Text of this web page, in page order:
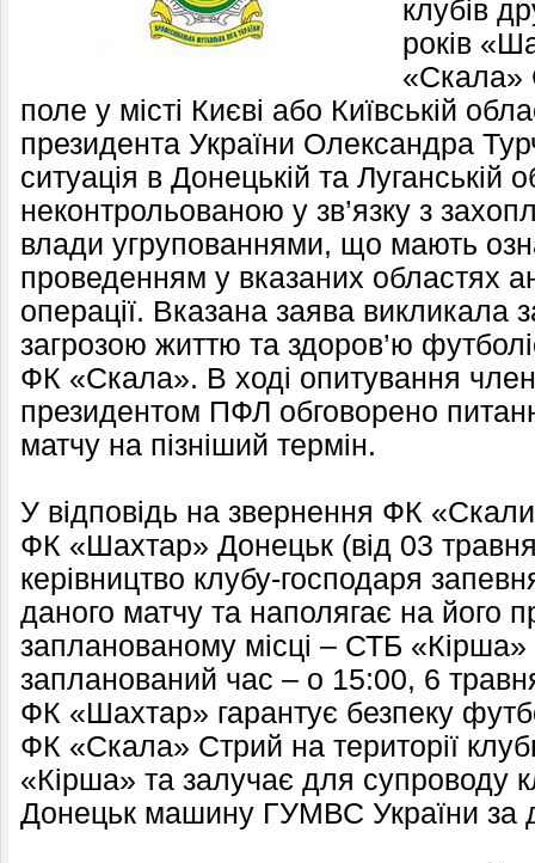
клубів
років
«Скала»
поле у місті Києві або Київській
президента України Олександра
ситуація в Донецькій та Луганській
неконтрольованою у зв’язку з
влади угрупованнями, що мають
проведенням у вказаних областях
операції. Вказана заява
загрозою життю та здоров’ю
ФК «Скала». В ході опитування
президентом ПФЛ обговорено
матчу на пізніший термін.
У відповідь на звернення ФК
ФК «Шахтар» Донецьк (від 03
керівництво клубу-господаря
даного матчу та наполягає на його
запланованому місці – СТБ
запланований час – о 15:00, 6
ФК «Шахтар» гарантує безпеку
ФК «Скала» Стрий на території
«Кірша» та залучає для супроводу
Донецьк машину ГУМВС України за